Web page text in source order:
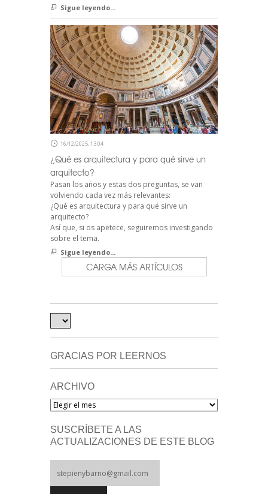
Sigue leyendo...
16/12/2025, 13:04
¿Qué es arquitectura y para qué sirve un
arquitecto?
Pasan los años y estas dos preguntas, se van
volviendo cada vez más relevantes:
¿Qué es arquitectura y para qué sirve un
arquitecto?
Así que, si os apetece, seguiremos investigando
sobre el tema.
Sigue leyendo...
CARGA MÁS ARTÍCULOS
GRACIAS POR LEERNOS
ARCHIVO
Archivo
SUSCRÍBETE A LAS
ACTUALIZACIONES DE ESTE BLOG